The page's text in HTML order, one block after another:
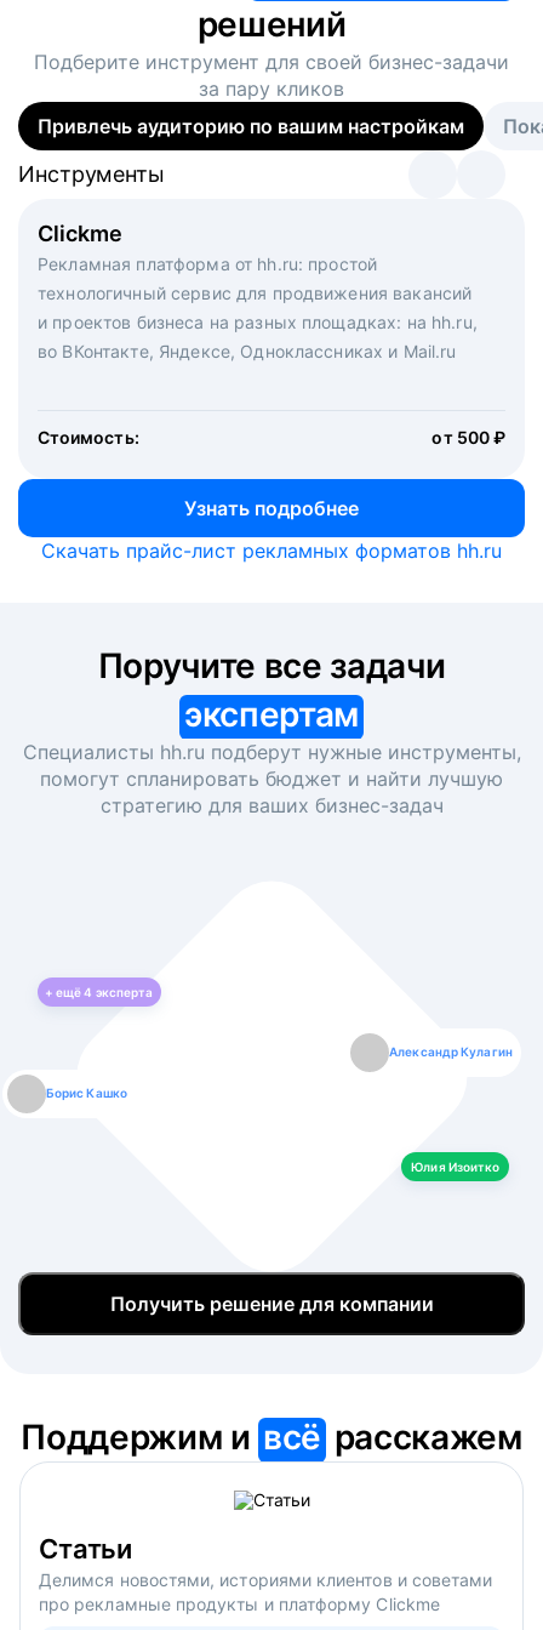
решений
Подберите инструмент для своей бизнес-задачи
за пару кликов
Привлечь аудиторию по вашим настройкам
Clickme
Рекламная платформа от hh.ru: простой
технологичный сервис для продвижения вакансий
и проектов бизнеса на разных площадках: на hh.ru,
во ВКонтакте, Яндексе, Одноклассниках и Mail.ru
Стоимость: от 500 ₽
Узнать подробнее
Инструменты
Вакансия дня
Рекламный формат для вакансий на главной странице
hh.ru. Увеличивает количество откликов
Инструменты
Массовый подбор под ключ. Решите, сколько
кандидатов и когда вам нужно, и за дело возьмутся
маркетологи, рекрутеры и проектные менеджеры
hh.ru с целым набором digital-инструментов
Инструменты
Скачать прайс-лист рекламных форматов hh.ru
экспертам
Специалисты hh.ru подберут нужные инструменты,
помогут спланировать бюджет и найти лучшую
стратегию для ваших бизнес-задач
+ ещё4 эксперта
Борис Кашко
Александр Кулагин
Юлия Изоитко
Юлия Изоитко
Даниил Макаров
Александр Кулагин
Екатерина Лазаренко
Даниил Макаров
Борис Кашко
Екатерина Лазаренко
Юлия Изоитко
Получить решение для компании
Поддержим ивсё расскажем
Статьи
Делимся новостями, историями клиентов и советами
про рекламные продукты и платформу Clickme